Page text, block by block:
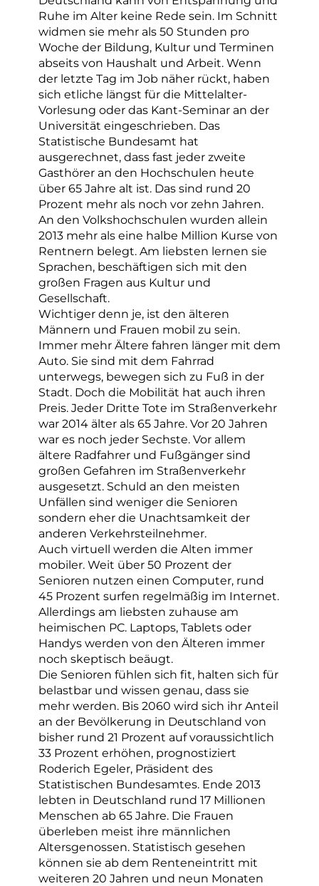
Ruhe im Alter keine Rede sein. Im Schnitt
widmen sie mehr als 50 Stunden pro
Woche der Bildung, Kultur und Terminen
abseits von Haushalt und Arbeit. Wenn
der letzte Tag im Job näher rückt, haben
sich etliche längst für die Mittelalter-
Vorlesung oder das Kant-Seminar an der
Universität eingeschrieben. Das
Statistische Bundesamt hat
ausgerechnet, dass fast jeder zweite
Gasthörer an den Hochschulen heute
über 65 Jahre alt ist. Das sind rund 20
Prozent mehr als noch vor zehn Jahren.
An den Volkshochschulen wurden allein
2013 mehr als eine halbe Million Kurse von
Rentnern belegt. Am liebsten lernen sie
Sprachen, beschäftigen sich mit den
großen Fragen aus Kultur und
Gesellschaft.
Wichtiger denn je, ist den älteren
Männern und Frauen mobil zu sein.
Immer mehr Ältere fahren länger mit dem
Auto. Sie sind mit dem Fahrrad
unterwegs, bewegen sich zu Fuß in der
Stadt. Doch die Mobilität hat auch ihren
Preis. Jeder Dritte Tote im Straßenverkehr
war 2014 älter als 65 Jahre. Vor 20 Jahren
war es noch jeder Sechste. Vor allem
ältere Radfahrer und Fußgänger sind
großen Gefahren im Straßenverkehr
ausgesetzt. Schuld an den meisten
Unfällen sind weniger die Senioren
sondern eher die Unachtsamkeit der
anderen Verkehrsteilnehmer.
Auch virtuell werden die Alten immer
mobiler. Weit über 50 Prozent der
Senioren nutzen einen Computer, rund
45 Prozent surfen regelmäßig im Internet.
Allerdings am liebsten zuhause am
heimischen PC. Laptops, Tablets oder
Handys werden von den Älteren immer
noch skeptisch beäugt.
Die Senioren fühlen sich fit, halten sich für
belastbar und wissen genau, dass sie
mehr werden. Bis 2060 wird sich ihr Anteil
an der Bevölkerung in Deutschland von
bisher rund 21 Prozent auf voraussichtlich
33 Prozent erhöhen, prognostiziert
Roderich Egeler, Präsident des
Statistischen Bundesamtes. Ende 2013
lebten in Deutschland rund 17 Millionen
Menschen ab 65 Jahre. Die Frauen
überleben meist ihre männlichen
Altersgenossen. Statistisch gesehen
können sie ab dem Renteneintritt mit
weiteren 20 Jahren und neun Monaten